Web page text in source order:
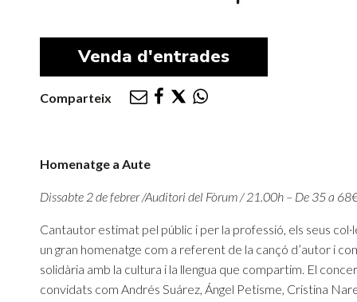
Venda d'entrades
Comparteix
Homenatge a Aute
Dissabte 2 de febrer /Auditori del Fòrum / 21.00h – De 35 a
Cantautor estimat pel públic i per la professió, els seus
un gran homenatge com a referent de la cançó d’autor i
solidària amb la cultura i la llengua que compartim. El
convidats com Andrés Suárez, Ángel Petisme, Cristina